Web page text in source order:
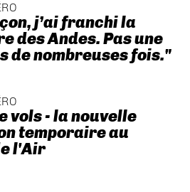
j’ai franchi la
des Andes. Pas une
de nombreuses fois."
vols - la nouvelle
temporaire au
l'Air